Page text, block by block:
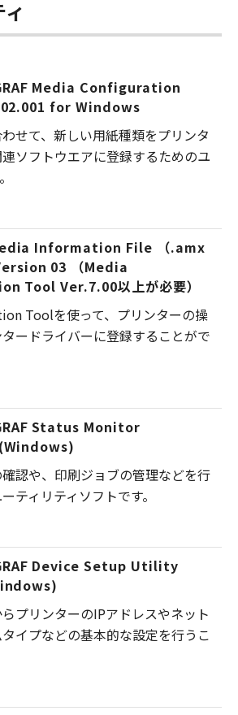
Media Configuration
for Windows
せて、新しい用紙種類をプリンタ
ソフトウエアに登録するためのユ
Information File （.amx
03 （Media
Tool Ver.7.00以上が必要）
Toolを使って、プリンターの操
ードライバーに登録することがで
Status Monitor
認や、印刷ジョブの管理などを行
ティリティソフトです。
Device Setup Utility
プリンターのIPアドレスやネット
イプなどの基本的な設定を行うこ